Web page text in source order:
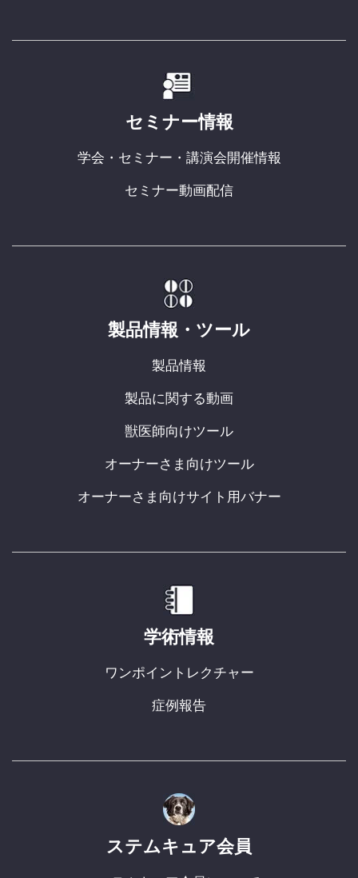
セミナー情報
学会・セミナー・講演会開催情報
セミナー動画配信
製品情報・ツール
製品情報
製品に関する動画
獣医師向けツール
オーナーさま向けツール
オーナーさま向けサイト用バナー
学術情報
ワンポイントレクチャー
症例報告
ステムキュア会員